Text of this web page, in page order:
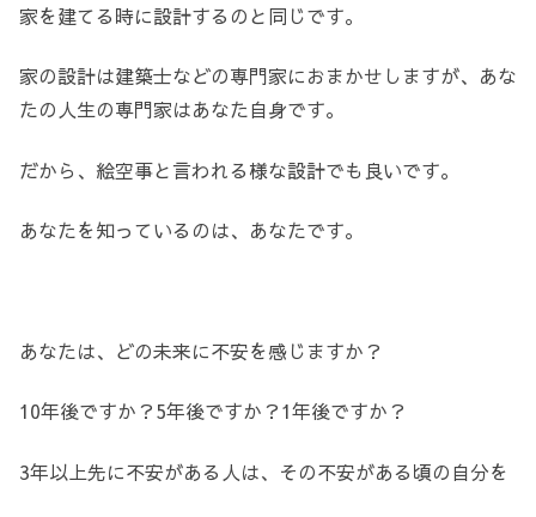
家を建てる時に設計するのと同じです。
家の設計は建築士などの専門家におまかせしますが、あな
たの人生の専門家はあなた自身です。
だから、絵空事と言われる様な設計でも良いです。
あなたを知っているのは、あなたです。
あなたは、どの未来に不安を感じますか？
10年後ですか？5年後ですか？1年後ですか？
3年以上先に不安がある人は、その不安がある頃の自分を